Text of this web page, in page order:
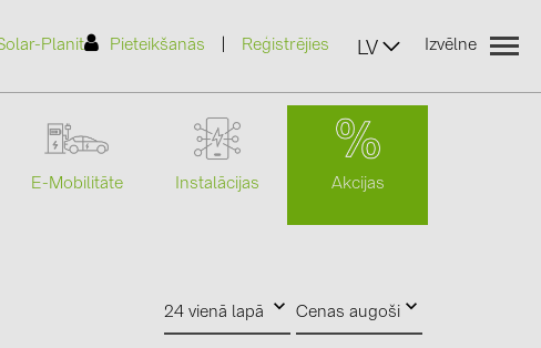
Planit Pieteikšanās Reģistrējies LV Izvēlne
E-Mobilitāte Instalācijas Akcijas
24 vienā lapā Cenas augoši